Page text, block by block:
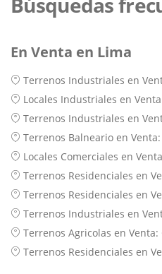
En Venta en Lima
Terrenos Industriales en
Locales Industriales en
Terrenos Industriales en
Terrenos Balneario en
Locales Comerciales en
Terrenos Residenciales en
Terrenos Residenciales en
Terrenos Industriales en
Terrenos Agricolas en Venta:
Terrenos Residenciales en